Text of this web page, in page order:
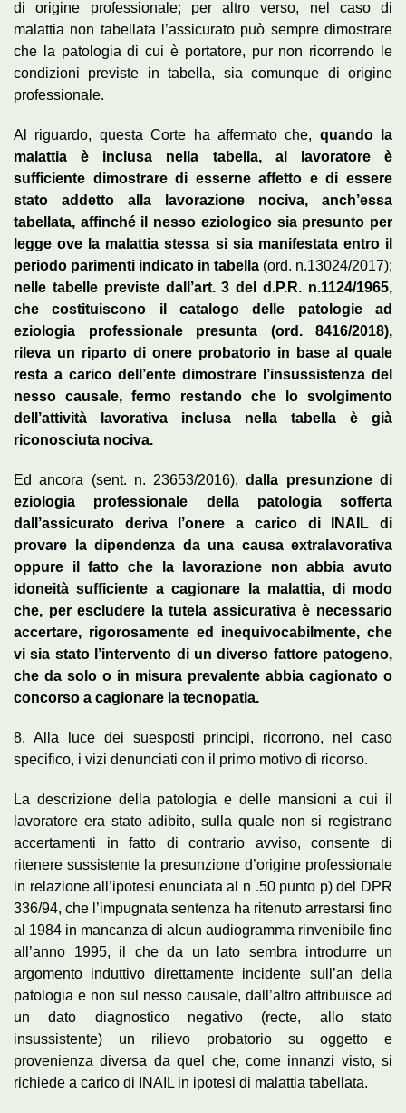
di origine professionale; per altro verso, nel caso di
malattia non tabellata l’assicurato può sempre dimostrare
che la patologia di cui è portatore, pur non ricorrendo le
condizioni previste in tabella, sia comunque di origine
professionale.
Al riguardo, questa Corte ha affermato che, quando la
malattia è inclusa nella tabella, al lavoratore è
sufficiente dimostrare di esserne affetto e di essere
stato addetto alla lavorazione nociva, anch’essa
tabellata, affinché il nesso eziologico sia presunto per
legge ove la malattia stessa si sia manifestata entro il
periodo parimenti indicato in tabella (ord. n.13024/2017);
nelle tabelle previste dall’art. 3 del d.P.R. n.1124/1965,
che costituiscono il catalogo delle patologie ad
eziologia professionale presunta (ord. 8416/2018),
rileva un riparto di onere probatorio in base al quale
resta a carico dell’ente dimostrare l’insussistenza del
nesso causale, fermo restando che lo svolgimento
dell’attività lavorativa inclusa nella tabella è già
riconosciuta nociva.
Ed ancora (sent. n. 23653/2016),dalla presunzione di
eziologia professionale della patologia sofferta
dall’assicurato deriva l’onere a carico di INAIL di
provare la dipendenza da una causa extralavorativa
oppure il fatto che la lavorazione non abbia avuto
idoneità sufficiente a cagionare la malattia, di modo
che, per escludere la tutela assicurativa è necessario
accertare, rigorosamente ed inequivocabilmente, che
vi sia stato l’intervento di un diverso fattore patogeno,
che da solo o in misura prevalente abbia cagionato o
concorso a cagionare la tecnopatia.
8. Alla luce dei suesposti principi, ricorrono, nel caso
specifico, i vizi denunciati con il primo motivo di ricorso.
La descrizione della patologia e delle mansioni a cui il
lavoratore era stato adibito, sulla quale non si registrano
accertamenti in fatto di contrario avviso, consente di
ritenere sussistente la presunzione d’origine professionale
in relazione all’ipotesi enunciata al n .50 punto p) del DPR
336/94, che l’impugnata sentenza ha ritenuto arrestarsi fino
al 1984 in mancanza di alcun audiogramma rinvenibile fino
all’anno 1995, il che da un lato sembra introdurre un
argomento induttivo direttamente incidente sull’an della
patologia e non sul nesso causale, dall’altro attribuisce ad
un dato diagnostico negativo (recte, allo stato
insussistente) un rilievo probatorio su oggetto e
provenienza diversa da quel che, come innanzi visto, si
richiede a carico di INAIL in ipotesi di malattia tabellata.